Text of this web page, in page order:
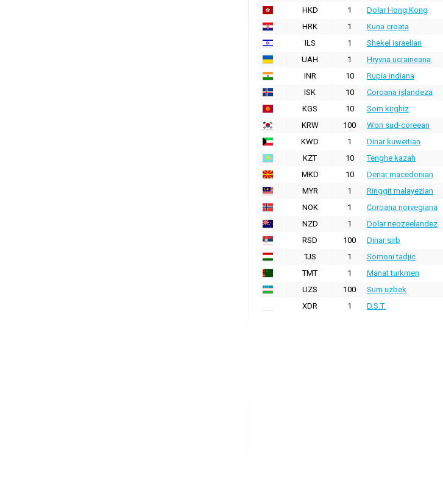
HKD
1 Dolar Hong Kong
HRK
1 Kuna croata
ILS
1 Shekel israelian
UAH
1 Hryvna ucraineana
INR
10 Rupia indiana
ISK
10 Coroana islandeza
KGS
10 Som kirghiz
KRW
100 Won sud-coreean
KWD
1 Dinar kuweitian
KZT
10 Tenghe kazah
MKD
10 Denar macedonian
MYR
1 Ringgit malayezian
NOK
1 Coroana norvegiana
NZD
1 Dolar neozeelandez
RSD
100 Dinar sirb
TJS
1 Somoni tadjic
TMT
1 Manat turkmen
UZS
100 Sum uzbek
XDR
1 D.S.T.